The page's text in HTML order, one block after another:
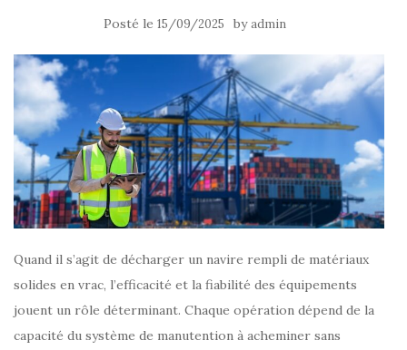
Posté le 15/09/2025 byadmin
Quand il s’agit de décharger un navire rempli de matériaux
solides en vrac, l’efficacité et la fiabilité des équipements
jouent un rôle déterminant. Chaque opération dépend de la
capacité du système de manutention à acheminer sans